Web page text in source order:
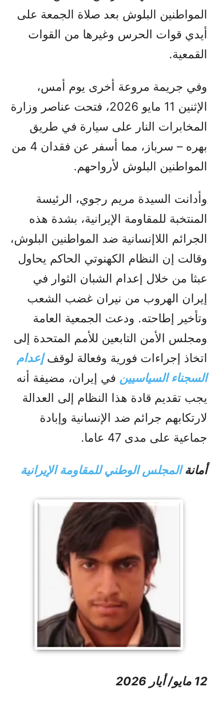
المواطنين البلوش بعد صلاة الجمعة على
أيدي قوات الحرس وغيرها من القوات
القمعية.
وفي جريمة مروعة أخرى يوم أمس،
الإثنين 11 مايو 2026، فتحت عناصر وزارة
المخابرات النار على سيارة في طريق
بهره – سرباز، مما أسفر عن فقدان 4 من
المواطنين البلوش لأرواحهم.
وأدانت السيدة مريم رجوي، الرئيسة
المنتخبة للمقاومة الإيرانية، بشدة هذه
الجرائم اللاإنسانية ضد المواطنين البلوش،
وقالت إن النظام الكهنوتي الحاكم يحاول
عبثا من خلال إعدام الشبان الثوار في
إيران الهروب من نيران غضب الشعب
وتأخير إطاحته. ودعت الجمعية العامة
ومجلس الأمن التابعين للأمم المتحدة إلى
اتخاذ إجراءات فورية وفعالة لوقف إعدام
السجناء السياسيين في إيران، مضيفة أنه
يجب تقديم قادة هذا النظام إلى العدالة
لارتكابهم جرائم ضد الإنسانية وإبادة
جماعية على مدى 47 عاما.
أمانةالمجلس الوطني للمقاومة الإيرانية
12 مايو/ أيار 2026